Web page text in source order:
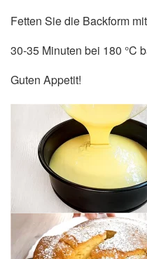
Fetten Sie die Backform
30-35 Minuten bei 180 °C
Guten Appetit!